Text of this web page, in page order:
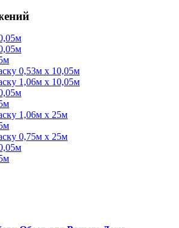
0,53м x 10,05м
1,06м х 10,05м
1,06м x 25м
0,75м x 25м